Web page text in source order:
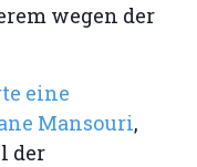
wegen der
eine
Mansouri,
der